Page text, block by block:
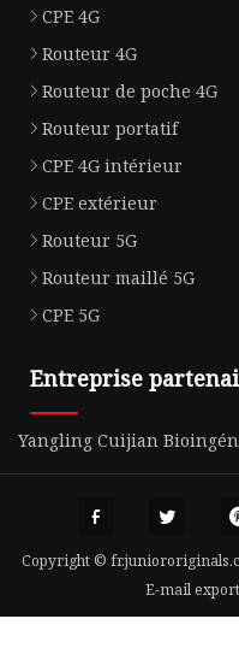
CPE 4G
Routeur 4G
Routeur de poche 4G
Routeur portatif
CPE 4G intérieur
CPE extérieur
Routeur 5G
Routeur maillé 5G
CPE 5G
Entreprise
Yangling Cuijian
Copyright ©
E-mail